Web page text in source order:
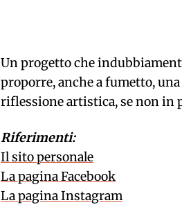
Un progetto che
proporre, anche a fumetto,
riflessione artistica, se non in
Riferimenti:
Il sito personale
La pagina Facebook
La pagina Instagram